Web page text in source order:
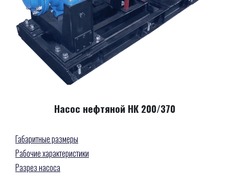
Насос нефтяной НК 200/370
Габаритные размеры
Рабочие характеристики
Разрез насоса